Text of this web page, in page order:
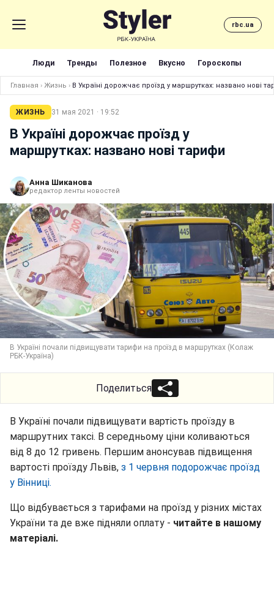
rbc.ua
Люди Тренды Полезное Вкусно Гороскопы
Главная › Жизнь › В Україні дорожчає проїзд у маршрутках: названо нові
ЖИЗНЬ 31 мая 2021 · 19:52
В Україні дорожчає проїзд у
маршрутках: названо нові тарифи
Анна Шиканова
редактор ленты новостей
В Україні почали підвищувати тарифи на проїзд в маршрутках (Колаж
РБК-Україна)
Поделиться
В Україні почали підвищувати вартість проїзду в
маршрутних таксі. В середньому ціни коливаються
від 8 до 12 гривень. Першим анонсував підвищення
вартості проїзду Львів, з 1 червня подорожчає проїзд
у Вінниці.
Що відбувається з тарифами на проїзд у різних містах
України та де вже підняли оплату - читайте в нашому
матеріалі.